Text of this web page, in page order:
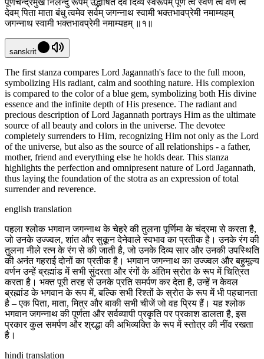
पूर्णचन्द्रमुखं निलेन्दु रूपम् उद्भाषितं देवं दिव्यं स्वरूपम् पूर्णं त्वं स्वर्णं त्वं वर्णं त्वं
देवम् पिता माता बंधु त्वमेव सर्वम् जगन्नाथ स्वामी भक्तभावप्रेमी नमाम्यहम्
जगन्नाथ स्वामी भक्तभावप्रेमी नमाम्यहम् ॥१॥
sanskrit
The first stanza compares Lord Jagannath's face to the full moon,
symbolizing His radiant, calm and soothing nature. His complexion
is compared to the color of a blue gem, symbolizing both His divine
essence and the infinite depth of His presence. The radiant and
precious description of Lord Jagannath portrays Him as the ultimate
source of all beauty and colors in the universe. The devotee
completely surrenders to Him, recognizing Him not only as the Lord
of the universe, but also as the source of all relationships - a father,
mother, friend and everything else he holds dear. This stanza
highlights the perfection and omnipresent nature of Lord Jagannath,
thus laying the foundation of the stotra as an expression of total
surrender and reverence.
english translation
पहला श्लोक भगवान जगन्नाथ के चेहरे की तुलना पूर्णिमा के चंद्रमा से करता है,
जो उनके उज्ज्वल, शांत और सुकून देनेवाले स्वभाव का प्रतीक है। उनके रंग की
तुलना नीले रत्न के रंग से की जाती है, जो उनके दिव्य सार और उनकी उपस्थिति
की अनंत गहराई दोनों का प्रतीक है। भगवान जगन्नाथ का उज्ज्वल और बहुमूल्य
वर्णन उन्हें ब्रह्मांड में सभी सुंदरता और रंगों के अंतिम स्रोत के रूप में चित्रित
करता है। भक्त पूरी तरह से उनके प्रति समर्पण कर देता है, उन्हें न केवल
ब्रह्मांड के भगवान के रूप में, बल्कि सभी रिश्तों के स्रोत के रूप में भी पहचानता
है – एक पिता, माता, मित्र और बाकी सभी चीजें जो वह प्रिय हैं। यह श्लोक
भगवान जगन्नाथ की पूर्णता और सर्वव्यापी प्रकृति पर प्रकाश डालता है, इस
प्रकार कुल समर्पण और श्रद्धा की अभिव्यक्ति के रूप में स्तोत्र की नींव रखता
है।
hindi translation